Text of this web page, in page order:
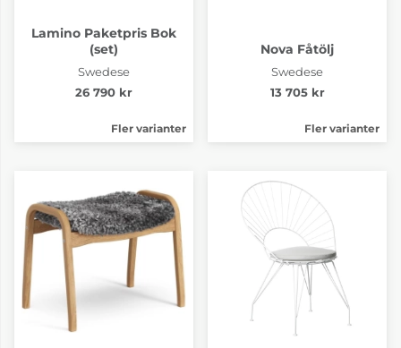
Lamino Paketpris Bok
(set)
Swedese
26 790 kr
Fler varianter
Nova Fåtölj
Swedese
13 705 kr
Fler varianter